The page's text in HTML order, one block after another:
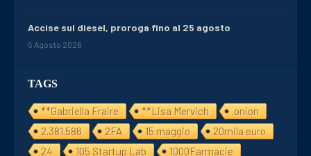
TAGS
**Gabriella Fraire **Lisa Mervich
.onion
2.381.586
2FA 15 maggio
20mila euro
24
105 Startup Lab 1000Farmacie
Accise sul diesel, proroga fino al 25 agosto
5 Agosto 2026